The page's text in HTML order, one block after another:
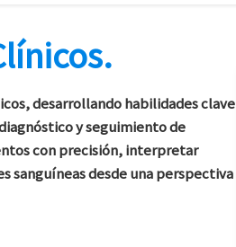
desarrollando habilidades clave
y seguimiento de
con precisión, interpretar
sanguíneas desde una perspectiva